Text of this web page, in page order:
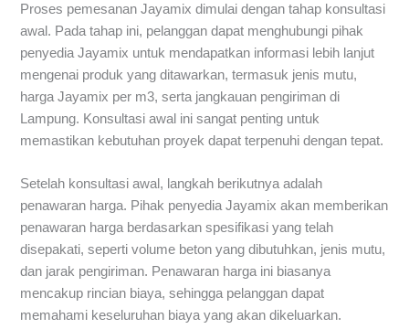
Proses pemesanan Jayamix dimulai dengan tahap konsultasi
awal. Pada tahap ini, pelanggan dapat menghubungi pihak
penyedia Jayamix untuk mendapatkan informasi lebih lanjut
mengenai produk yang ditawarkan, termasuk jenis mutu,
harga Jayamix per m3, serta jangkauan pengiriman di
Lampung. Konsultasi awal ini sangat penting untuk
memastikan kebutuhan proyek dapat terpenuhi dengan tepat.
Setelah konsultasi awal, langkah berikutnya adalah
penawaran harga. Pihak penyedia Jayamix akan memberikan
penawaran harga berdasarkan spesifikasi yang telah
disepakati, seperti volume beton yang dibutuhkan, jenis mutu,
dan jarak pengiriman. Penawaran harga ini biasanya
mencakup rincian biaya, sehingga pelanggan dapat
memahami keseluruhan biaya yang akan dikeluarkan.